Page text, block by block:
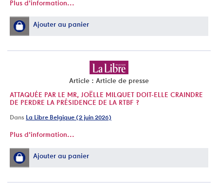
Plus d'information...
Ajouter au panier
Article : Article de presse
ATTAQUÉE PAR LE MR, JOËLLE MILQUET DOIT-ELLE CRAINDRE
DE PERDRE LA PRÉSIDENCE DE LA RTBF ?
Dans La Libre Belgique (2 juin 2026)
Plus d'information...
Ajouter au panier